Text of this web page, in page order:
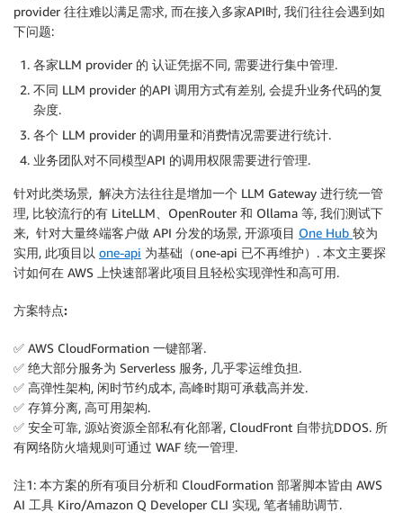
provider 往往难以满足需求, 而在接入多家API时, 我们往往会遇到如
下问题:
各家LLM provider 的 认证凭据不同, 需要进行集中管理.
不同 LLM provider 的API 调用方式有差别, 会提升业务代码的复
杂度.
各个 LLM provider 的调用量和消费情况需要进行统计.
业务团队对不同模型API 的调用权限需要进行管理.
针对此类场景, 解决方法往往是增加一个 LLM Gateway 进行统一管
理, 比较流行的有 LiteLLM、OpenRouter 和 Ollama 等, 我们测试下
来, 针对大量终端客户做 API 分发的场景, 开源项目 One Hub 较为
实用, 此项目以 one-api 为基础（one-api 已不再维护）. 本文主要探
讨如何在 AWS 上快速部署此项目且轻松实现弹性和高可用.
方案特点:
✅ AWS CloudFormation 一键部署.
✅ 绝大部分服务为 Serverless 服务, 几乎零运维负担.
✅ 高弹性架构, 闲时节约成本, 高峰时期可承载高并发.
✅ 存算分离, 高可用架构.
✅ 安全可靠, 源站资源全部私有化部署, CloudFront 自带抗DDOS. 所
有网络防火墙规则可通过 WAF 统一管理.
注1: 本方案的所有项目分析和 CloudFormation 部署脚本皆由 AWS
AI 工具 Kiro/Amazon Q Developer CLI 实现, 笔者辅助调节.